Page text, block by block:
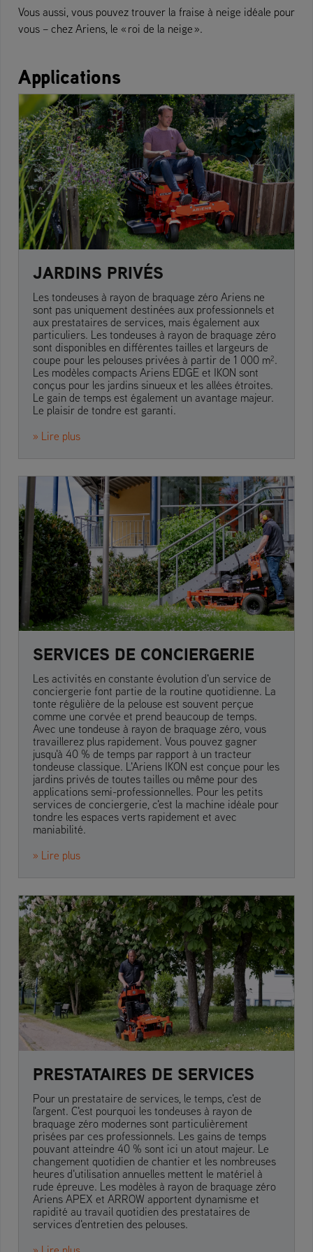
Vous aussi, vous pouvez trouver la fraise à neige idéale pour
vous – chez Ariens, le « roi de la neige ».
Applications
JARDINS PRIVÉS
Les tondeuses à rayon de braquage zéro Ariens ne
sont pas uniquement destinées aux professionnels et
aux prestataires de services, mais également aux
particuliers. Les tondeuses à rayon de braquage zéro
sont disponibles en différentes tailles et largeurs de
coupe pour les pelouses privées à partir de 1 000 m².
Les modèles compacts Ariens EDGE et IKON sont
conçus pour les jardins sinueux et les allées étroites.
Le gain de temps est également un avantage majeur.
Le plaisir de tondre est garanti.
» Lire plus
SERVICES DE CONCIERGERIE
Les activités en constante évolution d'un service de
conciergerie font partie de la routine quotidienne. La
tonte régulière de la pelouse est souvent perçue
comme une corvée et prend beaucoup de temps.
Avec une tondeuse à rayon de braquage zéro, vous
travaillerez plus rapidement. Vous pouvez gagner
jusqu'à 40 % de temps par rapport à un tracteur
tondeuse classique. L'Ariens IKON est conçue pour les
jardins privés de toutes tailles ou même pour des
applications semi-professionnelles. Pour les petits
services de conciergerie, c'est la machine idéale pour
tondre les espaces verts rapidement et avec
maniabilité.
» Lire plus
PRESTATAIRES DE SERVICES
Pour un prestataire de services, le temps, c'est de
l'argent. C'est pourquoi les tondeuses à rayon de
braquage zéro modernes sont particulièrement
prisées par ces professionnels. Les gains de temps
pouvant atteindre 40 % sont ici un atout majeur. Le
changement quotidien de chantier et les nombreuses
heures d'utilisation annuelles mettent le matériel à
rude épreuve. Les modèles à rayon de braquage zéro
Ariens APEX et ARROW apportent dynamisme et
rapidité au travail quotidien des prestataires de
services d'entretien des pelouses.